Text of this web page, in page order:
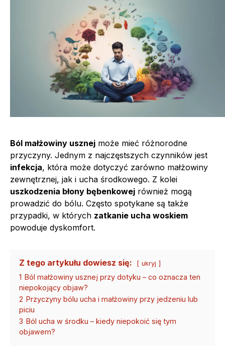
Ból małżowiny usznej może mieć różnorodne
przyczyny. Jednym z najczęstszych czynników jest
infekcja, która może dotyczyć zarówno małżowiny
zewnętrznej, jak i ucha środkowego. Z kolei
uszkodzenia błony bębenkowej również mogą
prowadzić do bólu. Często spotykane są także
przypadki, w których zatkanie ucha woskiem
powoduje dyskomfort.
Z tego artykułu dowiesz się: ukryj
1 Ból małżowiny usznej przy dotyku – co oznacza ten
niepokojący objaw?
2 Przyczyny bólu ucha i małżowiny przy jedzeniu lub
piciu
3 Ból ucha w środku – kiedy niepokoić się tym
objawem?